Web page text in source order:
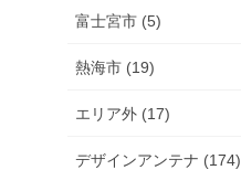
富士宮市 (5)
熱海市 (19)
エリア外 (17)
デザインアンテナ (174)